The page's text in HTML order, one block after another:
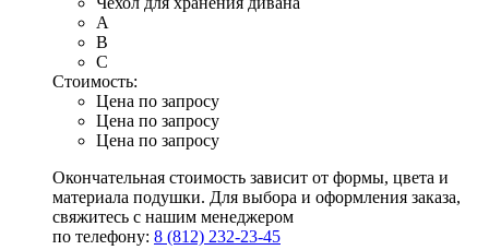
A
B
C
Стоимость:
Цена по запросу
Цена по запросу
Цена по запросу
Окончательная стоимость зависит от формы, цвета и
материала подушки. Для выбора и оформления заказа,
свяжитесь с нашим менеджером
по телефону: 8 (812) 232-23-45